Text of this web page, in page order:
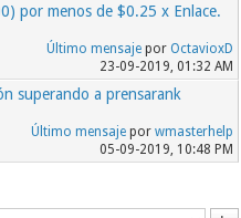
forums/
por menos de $0.25 x Enlace.
Último mensajepor OctavioxD
23-09-2019, 01:32 AM
superando a prensarank
Último mensajepor wmasterhelp
05-09-2019, 10:48 PM